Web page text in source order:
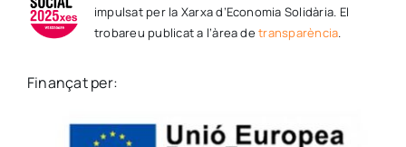
impulsat per la Xarxa d’Economia Solidària. El
trobareu publicat a l’àrea detransparència
Finançat per: